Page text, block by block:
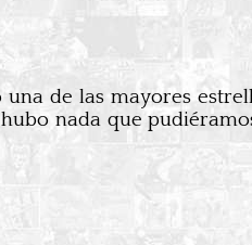
de las mayores
nada que